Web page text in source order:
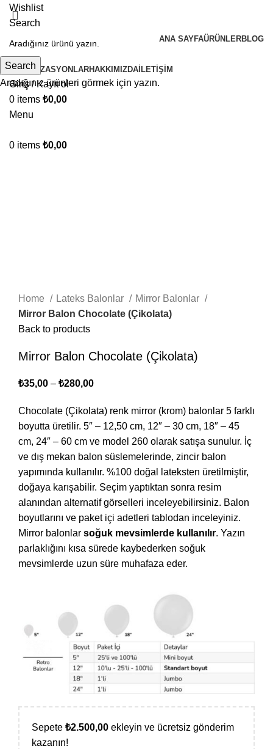
Wishlist
Search
ANA SAYFAÜRÜNLERBLOG
ORGANIZASYONLARHAKKIMIZDA İLETIŞIM
Giriş / Kayıt ol
0 items ₺0,00
Menu
0 items ₺0,00
Home Lateks Balonlar
Mirror Balonlar
Mirror Balon Chocolate (Çikolata)
Back to products
Mirror Balon Chocolate (Çikolata)
₺35,00 – ₺280,00
Chocolate (Çikolata) renk mirror (krom) balonlar 5 farklı
boyutta üretilir. 5″ – 12,50 cm, 12″ – 30 cm, 18″ – 45
cm, 24″ – 60 cm ve model 260 olarak satışa sunulur. İç
ve dış mekan balon süslemelerinde, zincir balon
yapımında kullanılır. %100 doğal lateksten üretilmiştir,
doğaya karışabilir. Seçim yaptıktan sonra resim
alanından alternatif görselleri inceleyebilirsiniz. Balon
boyutlarını ve paket içi adetleri tablodan inceleyiniz.
Mirror balonlar soğuk mevsimlerde kullanılır. Yazın
parlaklığını kısa sürede kaybederken soğuk
mevsimlerde uzun süre muhafaza eder.
Sepete ₺2.500,00 ekleyin ve ücretsiz gönderim
kazanın!
Search
Aradığınız ürünleri görmek için yazın.